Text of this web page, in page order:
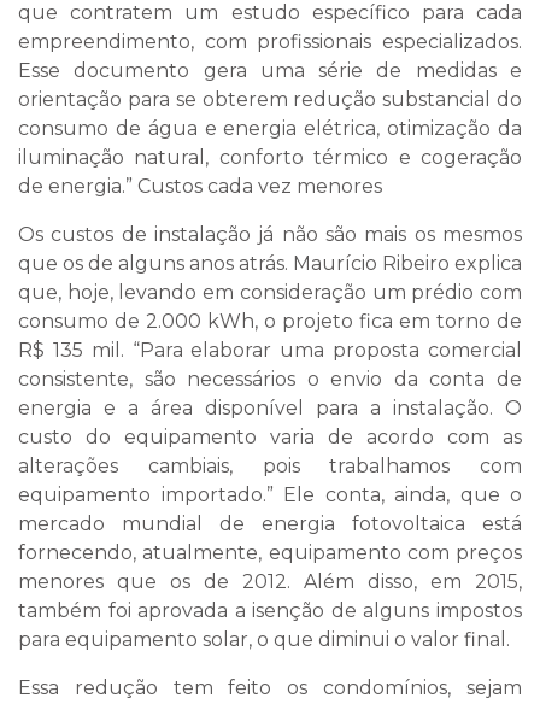
que contratem um estudo específico para cada
empreendimento, com profissionais especializados.
Esse documento gera uma série de medidas e
orientação para se obterem redução substancial do
consumo de água e energia elétrica, otimização da
iluminação natural, conforto térmico e cogeração
de energia.” Custos cada vez menores
Os custos de instalação já não são mais os mesmos
que os de alguns anos atrás. Maurício Ribeiro explica
que, hoje, levando em consideração um prédio com
consumo de 2.000 kWh, o projeto fica em torno de
R$ 135 mil. “Para elaborar uma proposta comercial
consistente, são necessários o envio da conta de
energia e a área disponível para a instalação. O
custo do equipamento varia de acordo com as
alterações cambiais, pois trabalhamos com
equipamento importado.” Ele conta, ainda, que o
mercado mundial de energia fotovoltaica está
fornecendo, atualmente, equipamento com preços
menores que os de 2012. Além disso, em 2015,
também foi aprovada a isenção de alguns impostos
para equipamento solar, o que diminui o valor final.
Essa redução tem feito os condomínios, sejam